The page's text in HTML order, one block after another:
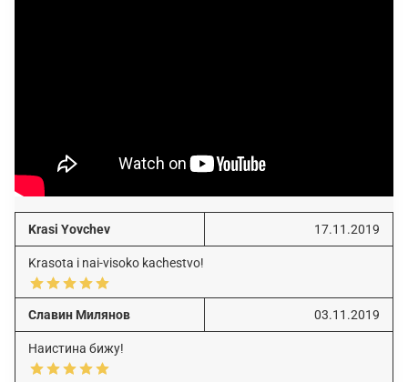
Krasi Yovchev 17.11.2019
Krasota i nai-visoko kachestvo!
Славин Милянов 03.11.2019
Наистина бижу!